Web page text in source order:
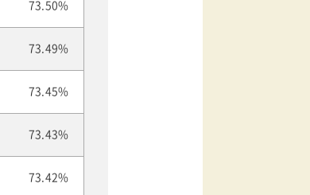
73.50%
73.49%
73.45%
73.43%
73.42%